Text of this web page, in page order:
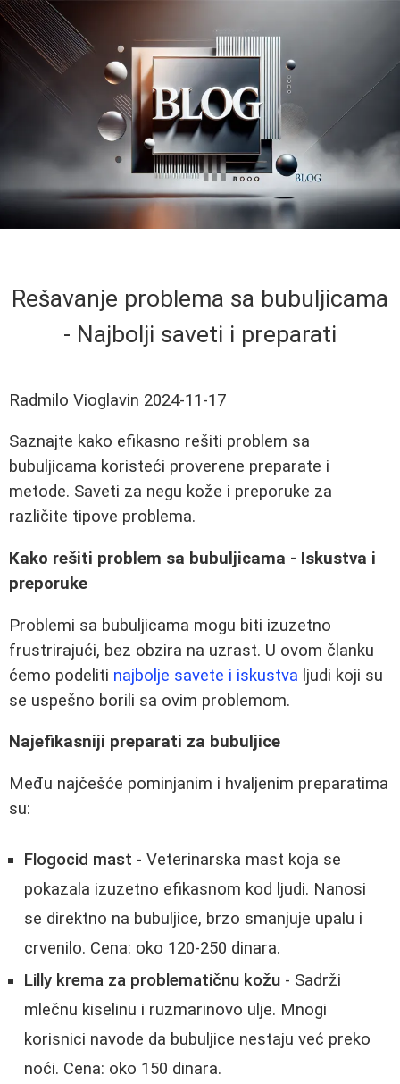
Rešavanje problema sa bubuljicama
- Najbolji saveti i preparati
Radmilo Vioglavin 2024-11-17
Saznajte kako efikasno rešiti problem sa
bubuljicama koristeći proverene preparate i
metode. Saveti za negu kože i preporuke za
različite tipove problema.
Kako rešiti problem sa bubuljicama - Iskustva i
preporuke
Problemi sa bubuljicama mogu biti izuzetno
frustrirajući, bez obzira na uzrast. U ovom članku
ćemo podeliti najbolje savete i iskustva ljudi koji su
se uspešno borili sa ovim problemom.
Najefikasniji preparati za bubuljice
Među najčešće pominjanim i hvaljenim preparatima
su:
Flogocid mast - Veterinarska mast koja se
pokazala izuzetno efikasnom kod ljudi. Nanosi
se direktno na bubuljice, brzo smanjuje upalu i
crvenilo. Cena: oko 120-250 dinara.
Lilly krema za problematičnu kožu - Sadrži
mlečnu kiselinu i ruzmarinovo ulje. Mnogi
korisnici navode da bubuljice nestaju već preko
noći. Cena: oko 150 dinara.